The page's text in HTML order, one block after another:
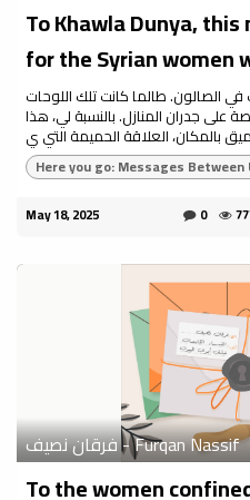
To Khawla Dunya,
for the Syrian women
في الصالون. طالما كانت تلك اللوحات
على جدران المنازل. بالنسبة لي، هذا
Here you go: Messages Between
May 18, 2025 0
فرقان نصيف - Furqan Nassif
To the women